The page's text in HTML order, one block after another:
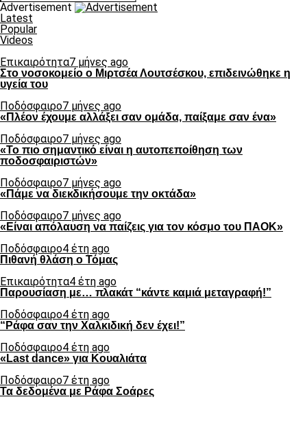
Advertisement
Latest
Popular
Videos
Επικαιρότητα7 μήνες ago
Στο νοσοκομείο ο Μιρτσέα Λουτσέσκου, επιδεινώθηκε η
υγεία του
Ποδόσφαιρο7 μήνες ago
«Πλέον έχουμε αλλάξει σαν ομάδα, παίξαμε σαν ένα»
Ποδόσφαιρο7 μήνες ago
«Το πιο σημαντικό είναι η αυτοπεποίθηση των
ποδοσφαιριστών»
Ποδόσφαιρο7 μήνες ago
«Πάμε να διεκδικήσουμε την οκτάδα»
Ποδόσφαιρο7 μήνες ago
«Είναι απόλαυση να παίζεις για τον κόσμο του ΠΑΟΚ»
Ποδόσφαιρο4 έτη ago
Πιθανή θλάση ο Τόμας
Επικαιρότητα4 έτη ago
Παρουσίαση με… πλακάτ “κάντε καμιά μεταγραφή!”
Ποδόσφαιρο4 έτη ago
“Ράφα σαν την Χαλκιδική δεν έχει!”
Ποδόσφαιρο4 έτη ago
«Last dance» για Κουαλιάτα
Ποδόσφαιρο7 έτη ago
Τα δεδομένα με Ράφα Σοάρες